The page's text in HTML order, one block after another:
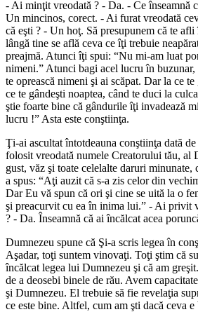
- Ai minţit vreodată ? - Da. - Ce înseamnă
Un mincinos, corect. - Ai furat vreodată
că eşti ? - Un hoţ. Să presupunem că te
lângă tine se află ceva ce îţi trebuie
preajmă. Atunci îţi spui: “Nu mi-am luat
nimeni.” Atunci bagi acel lucru în buzunar,
te oprească nimeni şi ai scăpat. Dar la ce
ce te gândeşti noaptea, când te duci la
ştie foarte bine că gândurile îţi invadează
lucru !” Asta este conştiinţa.
Ţi-ai ascultat întotdeauna conştiinţa dată
folosit vreodată numele Creatorului tău, al
gust, văz şi toate celelalte daruri minunate,
a spus: “Aţi auzit că s-a zis celor din
Dar Eu vă spun că ori şi cine se uită la o
şi preacurvit cu ea în inima lui.” - Ai privit
? - Da. Înseamnă că ai încălcat acea
Dumnezeu spune că Şi-a scris legea în
Aşadar, toţi suntem vinovaţi. Toţi ştim că
încălcat legea lui Dumnezeu şi că am
de a deosebi binele de rău. Avem
şi Dumnezeu. El trebuie să fie revelaţia
ce este bine. Altfel, cum am şti dacă ceva e